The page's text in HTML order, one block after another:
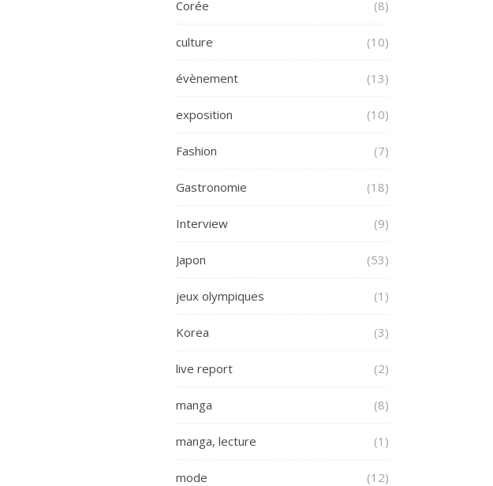
Corée (8)
culture (10)
évènement (13)
exposition (10)
Fashion (7)
Gastronomie (18)
Interview (9)
Japon (53)
jeux olympiques (1)
Korea (3)
live report (2)
manga (8)
manga, lecture (1)
mode (12)